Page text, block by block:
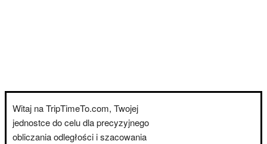
Witaj na TripTimeTo.com, Twojej
jednostce do celu dla precyzyjnego
obliczania odległości i szacowania